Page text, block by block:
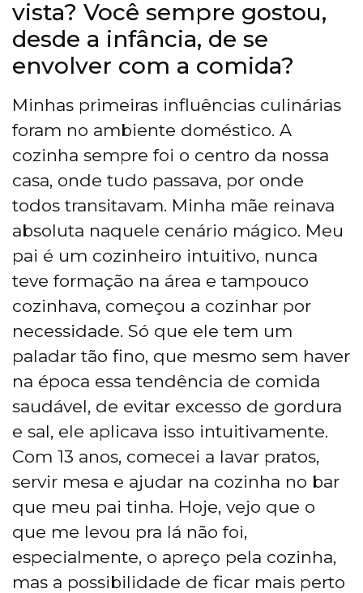
vista? Você sempre gostou,
desde a infância, de se
envolver com a comida?
Minhas primeiras influências culinárias
foram no ambiente doméstico. A
cozinha sempre foi o centro da nossa
casa, onde tudo passava, por onde
todos transitavam. Minha mãe reinava
absoluta naquele cenário mágico. Meu
pai é um cozinheiro intuitivo, nunca
teve formação na área e tampouco
cozinhava, começou a cozinhar por
necessidade. Só que ele tem um
paladar tão fino, que mesmo sem haver
na época essa tendência de comida
saudável, de evitar excesso de gordura
e sal, ele aplicava isso intuitivamente.
Com 13 anos, comecei a lavar pratos,
servir mesa e ajudar na cozinha no bar
que meu pai tinha. Hoje, vejo que o
que me levou pra lá não foi,
especialmente, o apreço pela cozinha,
mas a possibilidade de ficar mais perto